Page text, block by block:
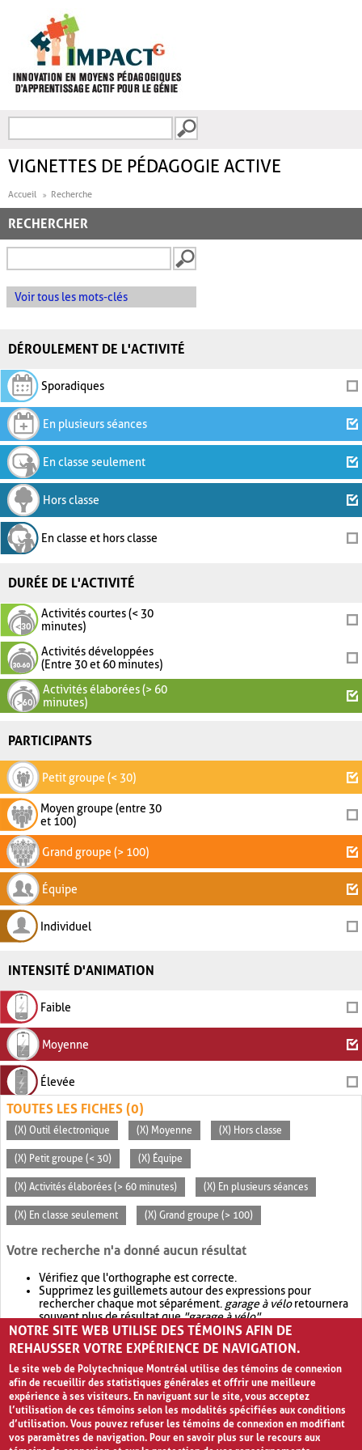
FORMULAIRE DE
VIGNETTES DE PÉDAGOGIE ACTIVE
Accueil Recherche
RECHERCHER
Voir tous les mots-clés
DÉROULEMENT DE L'ACTIVITÉ
Sporadiques
En plusieurs séances
En classe seulement
Hors classe
En classe et hors classe
DURÉE DE L'ACTIVITÉ
Activités courtes (< 30
minutes)
Activités développées
(Entre 30 et 60 minutes)
Activités élaborées (> 60
minutes)
PARTICIPANTS
Petit groupe (< 30)
Moyen groupe (entre 30
et 100)
Grand groupe (> 100)
Équipe
Individuel
INTENSITÉ D'ANIMATION
Faible
Moyenne
Élevée
TOUTES LES FICHES (0)
(X) Outil électronique (X) Moyenne (X) Hors classe
(X) Petit groupe (< 30) (X) Équipe
(X) Activités élaborées (> 60 minutes) (X) En plusieurs séances
(X) En classe seulement (X) Grand groupe (> 100)
Votre recherche n'a donné aucun résultat
Vérifiez que l'orthographe est correcte.
Supprimez les guillemets autour des expressions pour
rechercher chaque mot séparément. garage à véloretournera
souvent plus de résultat que"garage à vélo".
Envisagez d'élargir votre recherche avec OR.garage OR vélo
retournera souvent plus de résultat quegarage à vélo
NOTRE SITE WEB UTILISE DES TÉMOINS AFIN DE
REHAUSSER VOTRE EXPÉRIENCE DE NAVIGATION.
Le site web de Polytechnique Montréal utilise des témoins de connexion
afin de recueillir des statistiques générales et offrir une meilleure
expérience à ses visiteurs. En naviguant sur le site, vous acceptez
l’utilisation de ces témoins selon les modalités spécifiées aux conditions
d’utilisation. Vous pouvez refuser les témoins de connexion en modifiant
vos paramètres de navigation. Pour en savoir plus sur le recours aux